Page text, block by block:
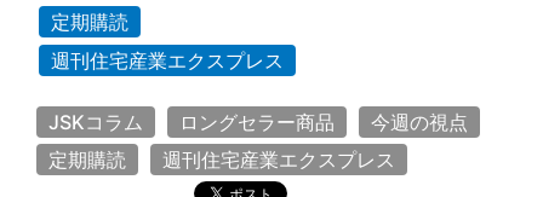
定期購読
週刊住宅産業エクスプレス
JSKコラム ロングセラー商品
今週の視点
定期購読
週刊住宅産業エクスプレス